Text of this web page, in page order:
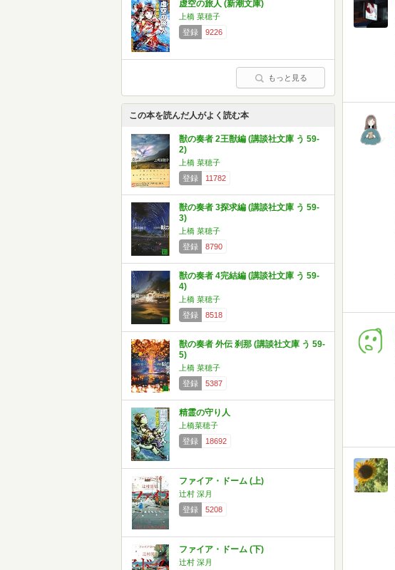
虚空の旅人 (新潮文庫)
上橋 菜穂子
登録
9226
もっと見る
この本を読んだ人がよく読む本
獣の奏者 2王獣編 (講談社文庫 う 59-
2)
上橋 菜穂子
登録
11782
獣の奏者 3探求編 (講談社文庫 う 59-
3)
上橋 菜穂子
登録
8790
獣の奏者 4完結編 (講談社文庫 う 59-
4)
上橋 菜穂子
登録
8518
獣の奏者 外伝 刹那 (講談社文庫 う 59-
5)
上橋 菜穂子
登録
5387
精霊の守り人
上橋菜穂子
登録
18692
ファイア・ドーム (上)
辻村 深月
登録
5208
ファイア・ドーム (下)
辻村 深月